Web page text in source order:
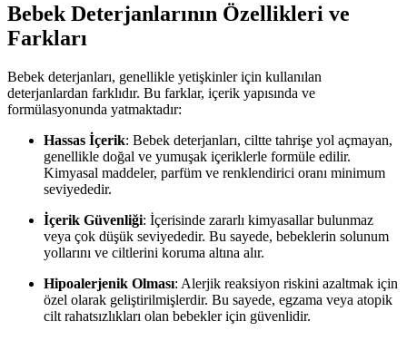
Bebek Deterjanlarının Özellikleri ve
Farkları
Bebek deterjanları, genellikle yetişkinler için kullanılan
deterjanlardan farklıdır. Bu farklar, içerik yapısında ve
formülasyonunda yatmaktadır:
Hassas İçerik: Bebek deterjanları, ciltte tahrişe yol açmayan,
genellikle doğal ve yumuşak içeriklerle formüle edilir.
Kimyasal maddeler, parfüm ve renklendirici oranı minimum
seviyededir.
İçerik Güvenliği: İçerisinde zararlı kimyasallar bulunmaz
veya çok düşük seviyededir. Bu sayede, bebeklerin solunum
yollarını ve ciltlerini koruma altına alır.
Hipoalerjenik Olması: Alerjik reaksiyon riskini azaltmak için
özel olarak geliştirilmişlerdir. Bu sayede, egzama veya atopik
cilt rahatsızlıkları olan bebekler için güvenlidir.